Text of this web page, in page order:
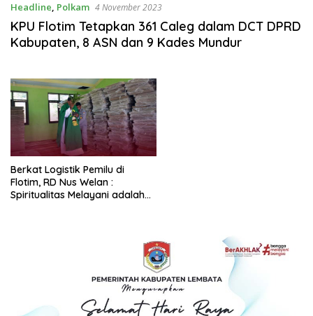
Headline, Polkam 4 November 2023
KPU Flotim Tetapkan 361 Caleg dalam DCT DPRD
Kabupaten, 8 ASN dan 9 Kades Mundur
Berkat Logistik Pemilu di
Flotim, RD Nus Welan :
Spiritualitas Melayani adalah